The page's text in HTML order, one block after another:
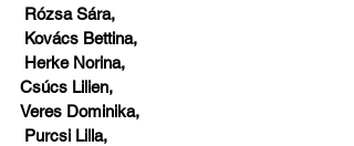
Rózsa Sára,
Kovács Bettina,
Herke Norina,
Csúcs Lilien,
Veres Dominika,
Purcsi Lilla,